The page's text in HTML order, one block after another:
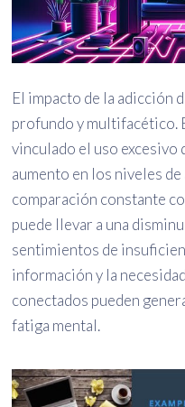
El impacto de la adicción
profundo y multifacético.
vinculado el uso
aumento en los niveles
comparación constante
puede llevar a una
sentimientos de
información y la
conectados pueden
fatiga mental.